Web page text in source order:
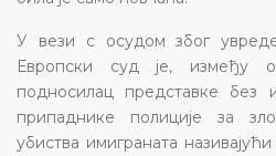
У вези с осудом због увреде
Европски суд је, између
подносилац представке без
припаднике полиције за
убиства имиграната